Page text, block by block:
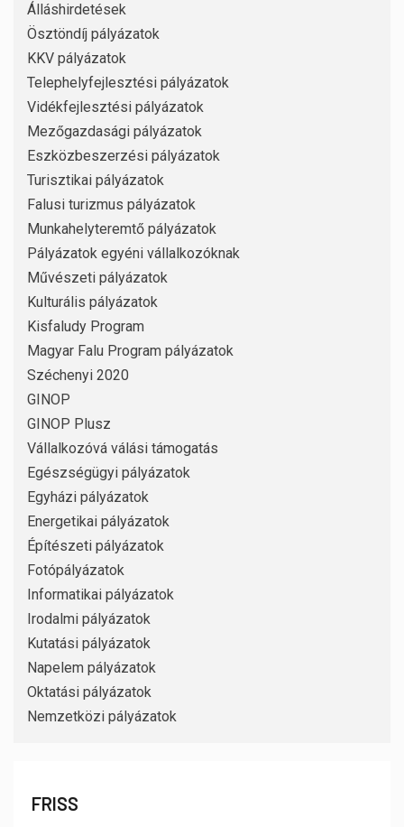
Álláshirdetések
Ösztöndíj pályázatok
KKV pályázatok
Telephelyfejlesztési pályázatok
Vidékfejlesztési pályázatok
Mezőgazdasági pályázatok
Eszközbeszerzési pályázatok
Turisztikai pályázatok
Falusi turizmus pályázatok
Munkahelyteremtő pályázatok
Pályázatok egyéni vállalkozóknak
Művészeti pályázatok
Kulturális pályázatok
Kisfaludy Program
Magyar Falu Program pályázatok
Széchenyi 2020
GINOP
GINOP Plusz
Vállalkozóvá válási támogatás
Egészségügyi pályázatok
Egyházi pályázatok
Energetikai pályázatok
Építészeti pályázatok
Fotópályázatok
Informatikai pályázatok
Irodalmi pályázatok
Kutatási pályázatok
Napelem pályázatok
Oktatási pályázatok
Nemzetközi pályázatok
FRISS